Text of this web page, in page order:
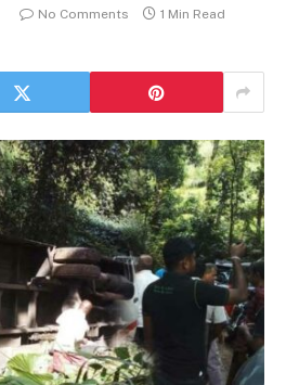
No Comments
1 Min Read